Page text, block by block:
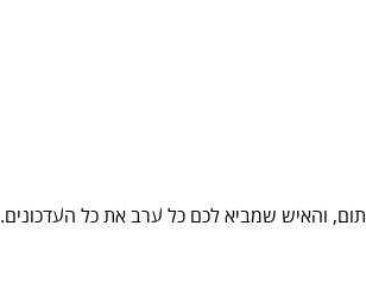
והאיש שמביא לכם כל ערב את כל העדכונים.